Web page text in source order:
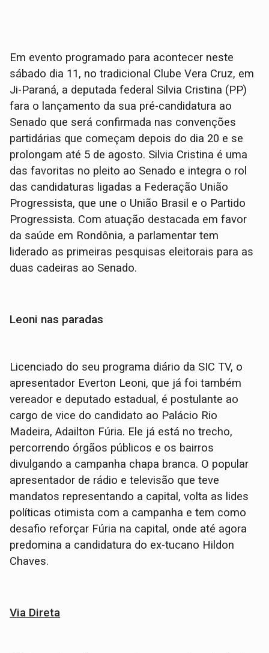
Em evento programado para acontecer neste
sábado dia 11, no tradicional Clube Vera Cruz, em
Ji-Paraná, a deputada federal Silvia Cristina (PP)
fara o lançamento da sua pré-candidatura ao
Senado que será confirmada nas convenções
partidárias que começam depois do dia 20 e se
prolongam até 5 de agosto. Silvia Cristina é uma
das favoritas no pleito ao Senado e integra o rol
das candidaturas ligadas a Federação União
Progressista, que une o União Brasil e o Partido
Progressista. Com atuação destacada em favor
da saúde em Rondônia, a parlamentar tem
liderado as primeiras pesquisas eleitorais para as
duas cadeiras ao Senado.
Leoni nas paradas
Licenciado do seu programa diário da SIC TV, o
apresentador Everton Leoni, que já foi também
vereador e deputado estadual, é postulante ao
cargo de vice do candidato ao Palácio Rio
Madeira, Adailton Fúria. Ele já está no trecho,
percorrendo órgãos públicos e os bairros
divulgando a campanha chapa branca. O popular
apresentador de rádio e televisão que teve
mandatos representando a capital, volta as lides
políticas otimista com a campanha e tem como
desafio reforçar Fúria na capital, onde até agora
predomina a candidatura do ex-tucano Hildon
Chaves.
Via Direta